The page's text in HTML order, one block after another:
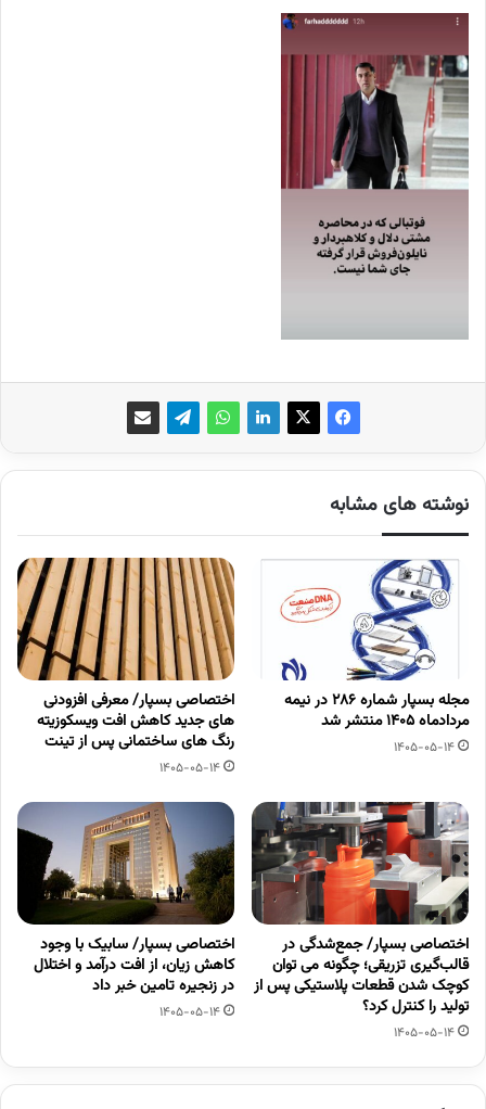
نوشته های مشابه
مجله بسپار شماره 286 در نیمه
مردادماه 1405 منتشر شد
1405-05-14
اختصاصی بسپار/ معرفی افزودنی
های جدید کاهش افت ویسکوزیته
رنگ های ساختمانی پس از تینت
1405-05-14
اختصاصی بسپار/ جمع‌شدگی در
قالب‌گیری تزریقی؛ چگونه می توان
کوچک شدن قطعات پلاستیکی پس از
تولید را کنترل کرد؟
1405-05-14
اختصاصی بسپار/ سابیک با وجود
کاهش زیان، از افت درآمد و اختلال
در زنجیره تامین خبر داد
1405-05-14